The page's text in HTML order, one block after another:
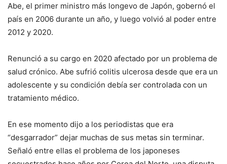
Abe, el primer ministro más longevo de Japón, gobernó el
país en 2006 durante un año, y luego volvió al poder entre
2012 y 2020.
Renunció a su cargo en 2020 afectado por un problema de
salud crónico. Abe sufrió colitis ulcerosa desde que era un
adolescente y su condición debía ser controlada con un
tratamiento médico.
En ese momento dijo a los periodistas que era
“desgarrador” dejar muchas de sus metas sin terminar.
Señaló entre ellas el problema de los japoneses